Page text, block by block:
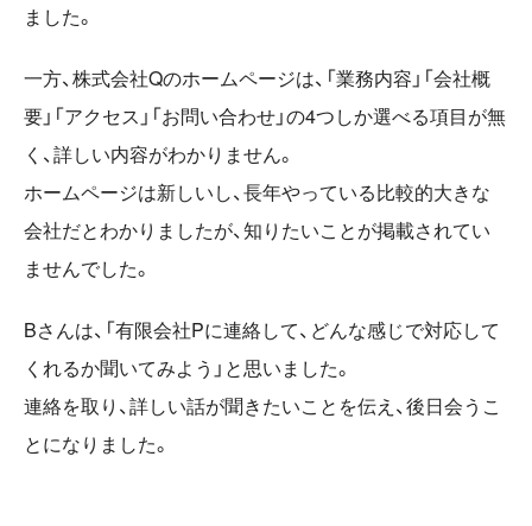
ました。
一方、株式会社Qのホームページは、「業務内容」「会社概
要」「アクセス」「お問い合わせ」の4つしか選べる項目が無
く、詳しい内容がわかりません。
ホームページは新しいし、長年やっている比較的大きな
会社だとわかりましたが、知りたいことが掲載されてい
ませんでした。
Bさんは、「有限会社Pに連絡して、どんな感じで対応して
くれるか聞いてみよう」と思いました。
連絡を取り、詳しい話が聞きたいことを伝え、後日会うこ
とになりました。